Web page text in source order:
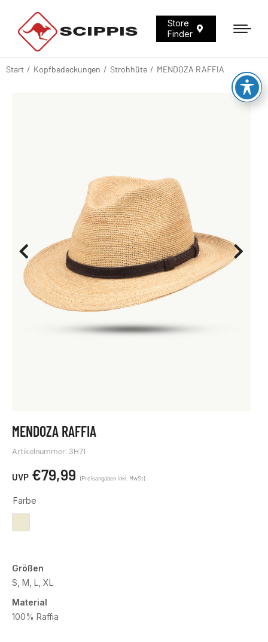
Store
Finder
Sie befinden sich hier:
Start Kopfbedeckungen Strohhüte MENDOZA RAFFIA
MENDOZA RAFFIA
Artikelnummer: 3H71
€79,99
Farbe
Größen
S, M, L, XL
Material
100% Raffia